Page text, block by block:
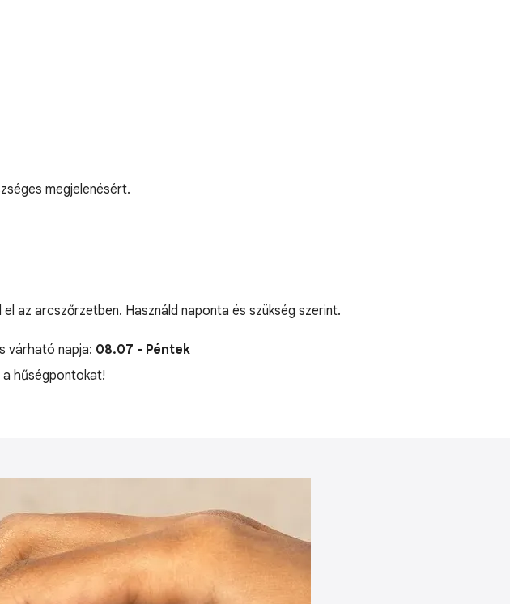
megjelenésért.
az arcszőrzetben. Használd naponta és szükség szerint.
várható napja: 08.07 - Péntek
a hűségpontokat!